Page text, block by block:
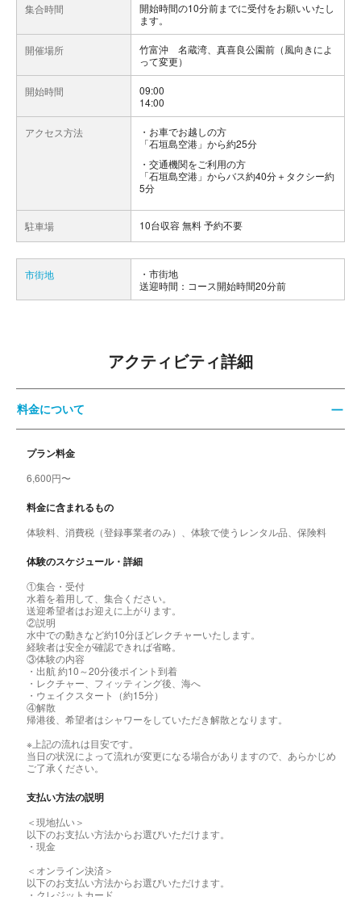
集合時間
開始時間の10分前までに受付をお願いいたし
ます。
開催場所
竹富沖 名蔵湾、真喜良公園前（風向きによ
って変更）
開始時間
09:00
14:00
アクセス方法
お車でお越しの方
「石垣島空港」から約25分
交通機関をご利用の方
「石垣島空港」からバス約40分＋タクシー約
5分
駐車場 10台収容 無料 予約不要
市街地
市街地
送迎時間：コース開始時間20分前
アクティビティ詳細
料金について
プラン料金
6,600円〜
料金に含まれるもの
体験料、消費税（登録事業者のみ）、体験で使うレンタル品、保険料
体験のスケジュール・詳細
①集合・受付
水着を着用して、集合ください。
送迎希望者はお迎えに上がります。
②説明
水中での動きなど約10分ほどレクチャーいたします。
経験者は安全が確認できれば省略。
③体験の内容
・出航 約10～20分後ポイント到着
・レクチャー、フィッティング後、海へ
・ウェイクスタート（約15分）
④解散
帰港後、希望者はシャワーをしていただき解散となります。
※上記の流れは目安です。
当日の状況によって流れが変更になる場合がありますので、あらかじめ
ご了承ください。
支払い方法の説明
＜現地払い＞
以下のお支払い方法からお選びいただけます。
・現金
＜オンライン決済＞
以下のお支払い方法からお選びいただけます。
・クレジットカード